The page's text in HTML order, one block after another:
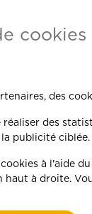
y
cookies
des
des
la publicité ciblée.
à l'aide
haut à droite.